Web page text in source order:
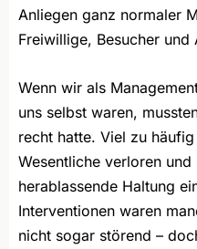
Anliegen ganz normaler
Freiwillige, Besucher und
Wenn wir als
uns selbst waren,
recht hatte. Viel zu
Wesentliche verloren und
herablassende Haltung
Interventionen waren
nicht sogar störend –